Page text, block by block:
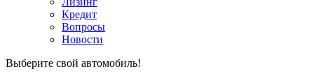
Кредит
Вопросы
Новости
Выберите свой автомобиль!